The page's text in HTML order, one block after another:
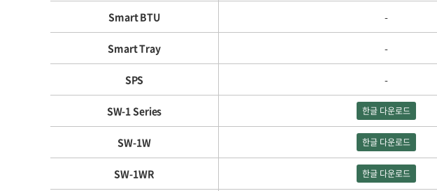
Smart BTU -
Smart Tray -
SPS -
SW-1 Series 한글 다운로드
SW-1W 한글 다운로드
SW-1WR 한글 다운로드